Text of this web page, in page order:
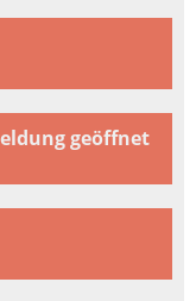
geöffnet